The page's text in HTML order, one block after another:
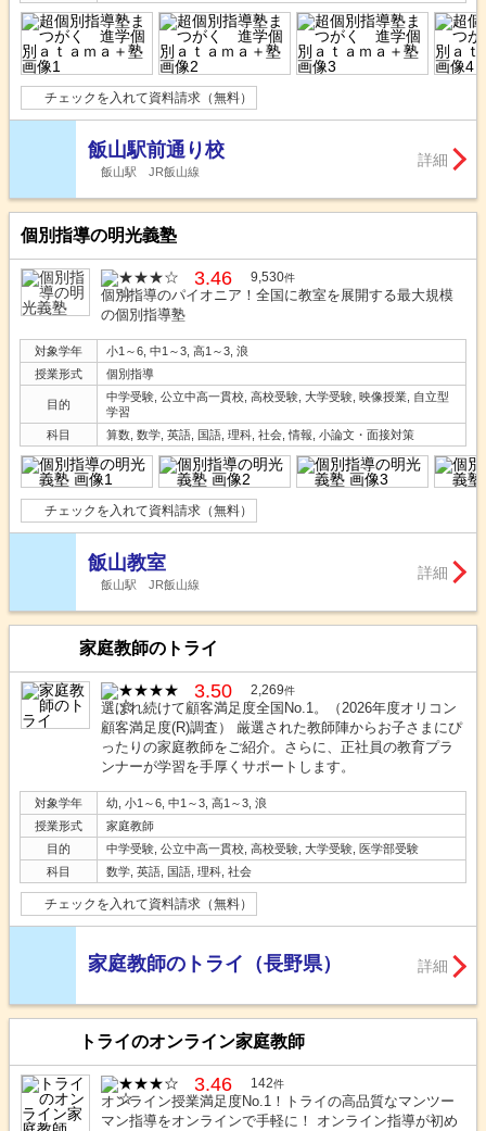
チェックを入れて資料請求（無料）
飯山駅前通り校
飯山駅 JR飯山線
詳細
個別指導の明光義塾
3.46 9,530件
個別指導のパイオニア！全国に教室を展開する最大規模
の個別指導塾
対象学年
小1～6, 中1～3, 高1～3, 浪
授業形式
個別指導
目的
中学受験, 公立中高一貫校, 高校受験, 大学受験, 映像授業, 自立型
学習
科目
算数, 数学, 英語, 国語, 理科, 社会, 情報, 小論文・面接対策
チェックを入れて資料請求（無料）
飯山教室
飯山駅 JR飯山線
詳細
家庭教師のトライ
3.50 2,269件
選ばれ続けて顧客満足度全国No.1。（2026年度オリコン
顧客満足度(R)調査） 厳選された教師陣からお子さまにぴ
ったりの家庭教師をご紹介。さらに、正社員の教育プラ
ンナーが学習を手厚くサポートします。
対象学年
幼, 小1～6, 中1～3, 高1～3, 浪
授業形式
家庭教師
目的
中学受験, 公立中高一貫校, 高校受験, 大学受験, 医学部受験
科目
数学, 英語, 国語, 理科, 社会
チェックを入れて資料請求（無料）
家庭教師のトライ（長野県） 詳細
トライのオンライン家庭教師
3.46 142件
オンライン授業満足度No.1！トライの高品質なマンツー
マン指導をオンラインで手軽に！ オンライン指導が初め